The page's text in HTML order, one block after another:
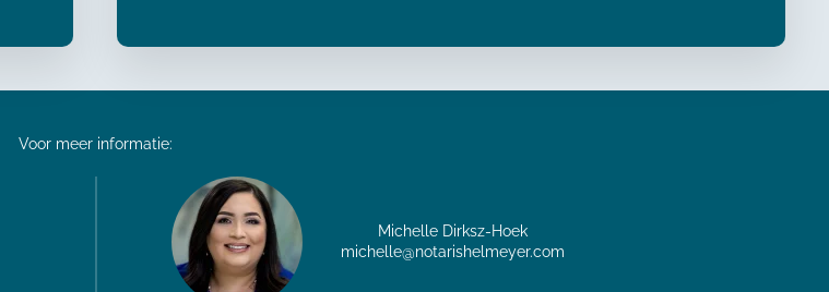
Voor meer informatie:
Michelle Dirksz-Hoek
michelle@notarishelmeyer.com